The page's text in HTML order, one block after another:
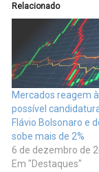
Relacionado
Mercados reagem à
possível
Flávio Bolsonaro e
sobe mais de 2%
6 de dezembro de
Em "Destaques"